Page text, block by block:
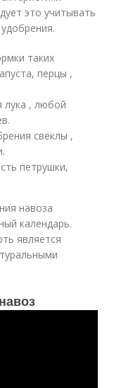
это учитывать
таких
перцы ,
лука , любой
свеклы ,
петрушки,
навоза
календарь.
является